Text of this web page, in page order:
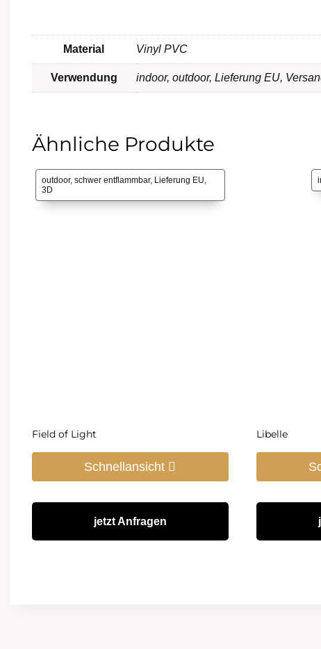
Material Vinyl PVC
Verwendung indoor, outdoor, Lieferung EU,
Ähnliche Produkte
outdoor, schwer entflammbar, Lieferung EU,
3D
Field of Light
Schnellansicht
jetzt Anfragen
Libelle